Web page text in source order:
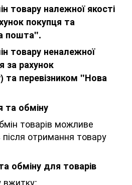
товару належної якості
покупця та
пошта".
товару неналежної
за рахунок
та перевізником "Нова
та обміну
товарів можливе
отримання товару
обміну для товарів
вжитку;